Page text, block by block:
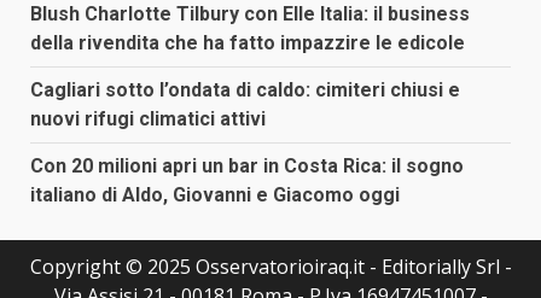
Blush Charlotte Tilbury con Elle Italia: il business
della rivendita che ha fatto impazzire le edicole
Cagliari sotto l’ondata di caldo: cimiteri chiusi e
nuovi rifugi climatici attivi
Con 20 milioni apri un bar in Costa Rica: il sogno
italiano di Aldo, Giovanni e Giacomo oggi
Copyright © 2025 Osservatorioiraq.it - Editorially Srl -